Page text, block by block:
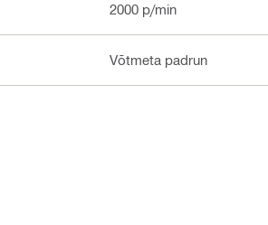
2000 p/min
Võtmeta padrun